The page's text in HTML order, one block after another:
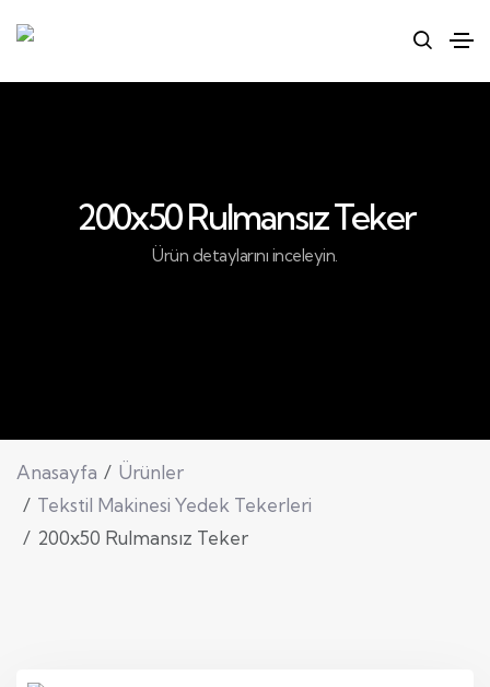
200x50 Rulmansız Teker
Ürün detaylarını inceleyin.
Anasayfa
Ürünler
Tekstil Makinesi Yedek Tekerleri
200x50 Rulmansız Teker